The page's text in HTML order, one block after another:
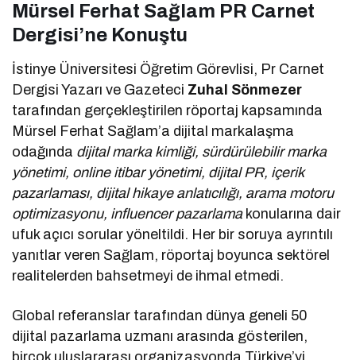
Mürsel Ferhat Sağlam PR Carnet
Dergisi’ne Konuştu
İstinye Üniversitesi Öğretim Görevlisi, Pr Carnet
Dergisi Yazarı ve Gazeteci Zuhal Sönmezer
tarafından gerçekleştirilen röportaj kapsamında
Mürsel Ferhat Sağlam’a dijital markalaşma
odağında dijital marka kimliği, sürdürülebilir marka
yönetimi, online itibar yönetimi, dijital PR, içerik
pazarlaması, dijital hikaye anlatıcılığı, arama motoru
optimizasyonu, influencer pazarlama konularına dair
ufuk açıcı sorular yöneltildi. Her bir soruya ayrıntılı
yanıtlar veren Sağlam, röportaj boyunca sektörel
realitelerden bahsetmeyi de ihmal etmedi.
Global referanslar tarafından dünya geneli 50
dijital pazarlama uzmanı arasında gösterilen,